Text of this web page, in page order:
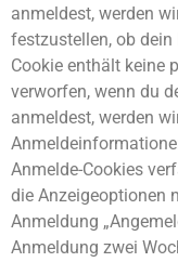
anmeldest, werden
festzustellen, ob dein
Cookie enthält keine
verworfen, wenn du
anmeldest, werden
Anmelde-Cookies
die Anzeigeoptionen
Anmeldung
Anmeldung zwei